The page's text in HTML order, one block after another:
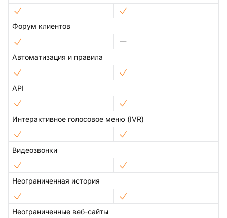
Форум клиентов
Автоматизация и правила
API
Интерактивное голосовое меню (IVR)
Видеозвонки
Неограниченная история
Неограниченные веб-сайты